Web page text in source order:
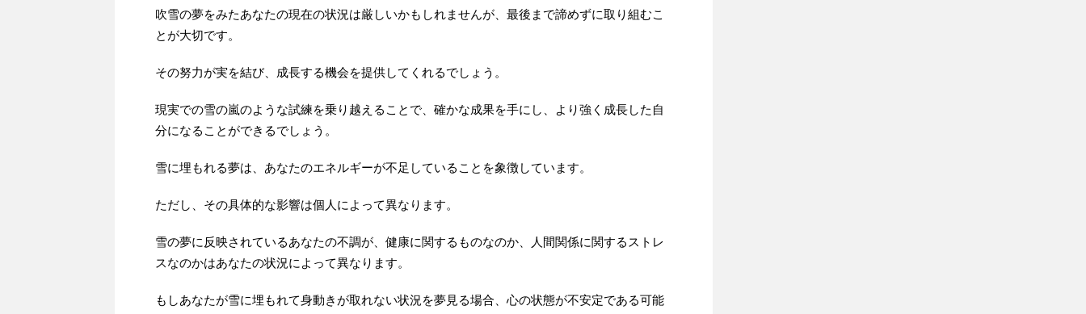
吹雪の夢をみたあなたの現在の状況は厳しいかもしれませんが、最後まで諦めずに取り組むこ
とが大切です。
その努力が実を結び、成長する機会を提供してくれるでしょう。
現実での雪の嵐のような試練を乗り越えることで、確かな成果を手にし、より強く成長した自
分になることができるでしょう。
雪に埋もれる夢は、あなたのエネルギーが不足していることを象徴しています。
ただし、その具体的な影響は個人によって異なります。
雪の夢に反映されているあなたの不調が、健康に関するものなのか、人間関係に関するストレ
スなのかはあなたの状況によって異なります。
もしあなたが雪に埋もれて身動きが取れない状況を夢見る場合、心の状態が不安定である可能